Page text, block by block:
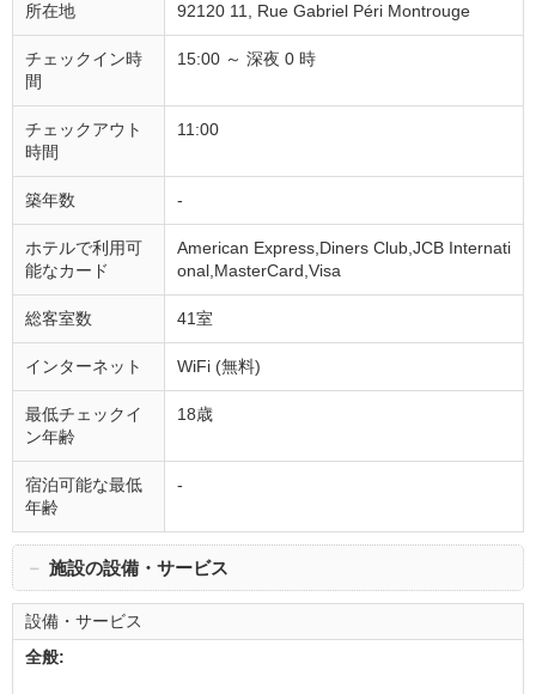
所在地 92120 11, Rue Gabriel Péri Montrouge
チェックイン時
間
15:00 ～ 深夜 0 時
チェックアウト
時間
11:00
築年数 -
ホテルで利用可
能なカード
American Express,Diners Club,JCB Internati
onal,MasterCard,Visa
総客室数 41室
インターネット WiFi (無料)
最低チェックイ
ン年齢
18歳
宿泊可能な最低
年齢
-
－ 施設の設備・サービス
設備・サービス
全般: